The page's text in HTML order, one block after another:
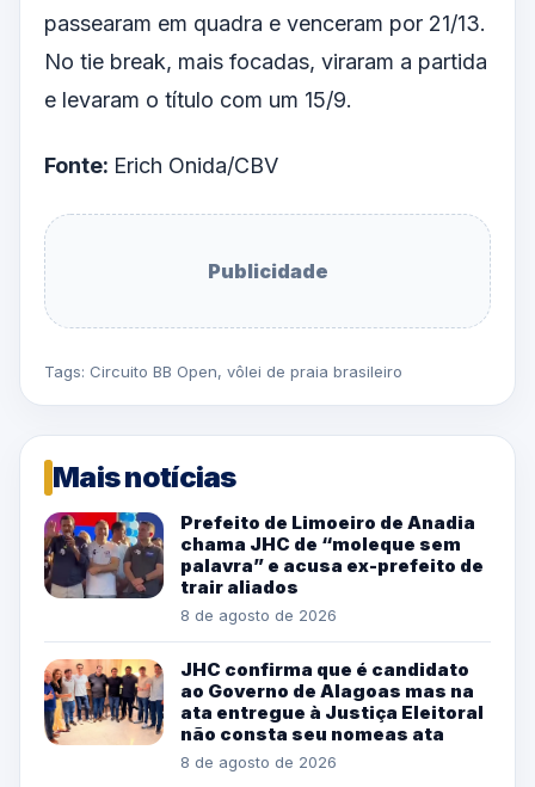
passearam em quadra e venceram por 21/13.
No tie break, mais focadas, viraram a partida
e levaram o título com um 15/9.
Fonte: Erich Onida/CBV
Publicidade
Tags: Circuito BB Open, vôlei de praia brasileiro
Mais notícias
Prefeito de Limoeiro de Anadia
chama JHC de “moleque sem
palavra” e acusa ex-prefeito de
trair aliados
8 de agosto de 2026
JHC confirma que é candidato
ao Governo de Alagoas mas na
ata entregue à Justiça Eleitoral
não consta seu nomeas ata
8 de agosto de 2026